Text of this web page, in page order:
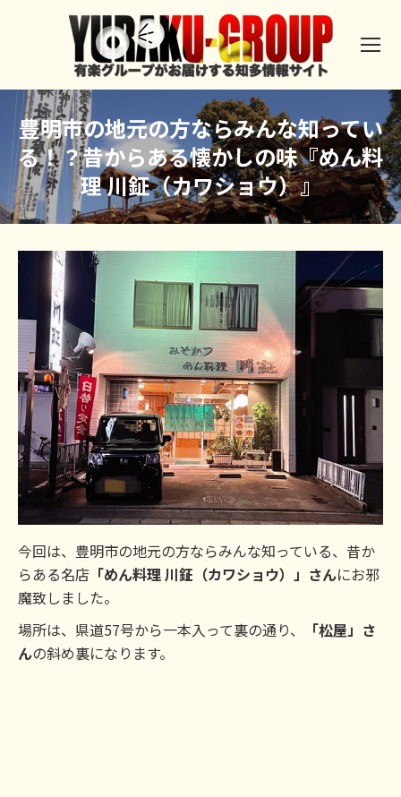
豊明市の地元の方ならみんな知ってい
る！？昔からある懐かしの味『めん料
理 川鉦（カワショウ）』
今回は、豊明市の地元の方ならみんな知っている、昔か
らある名店 「めん料理 川鉦（カワショウ）」さんにお邪
魔致しました。
場所は、県道57号から一本入って裏の通り、
「松屋」さ
んの斜め裏になります。